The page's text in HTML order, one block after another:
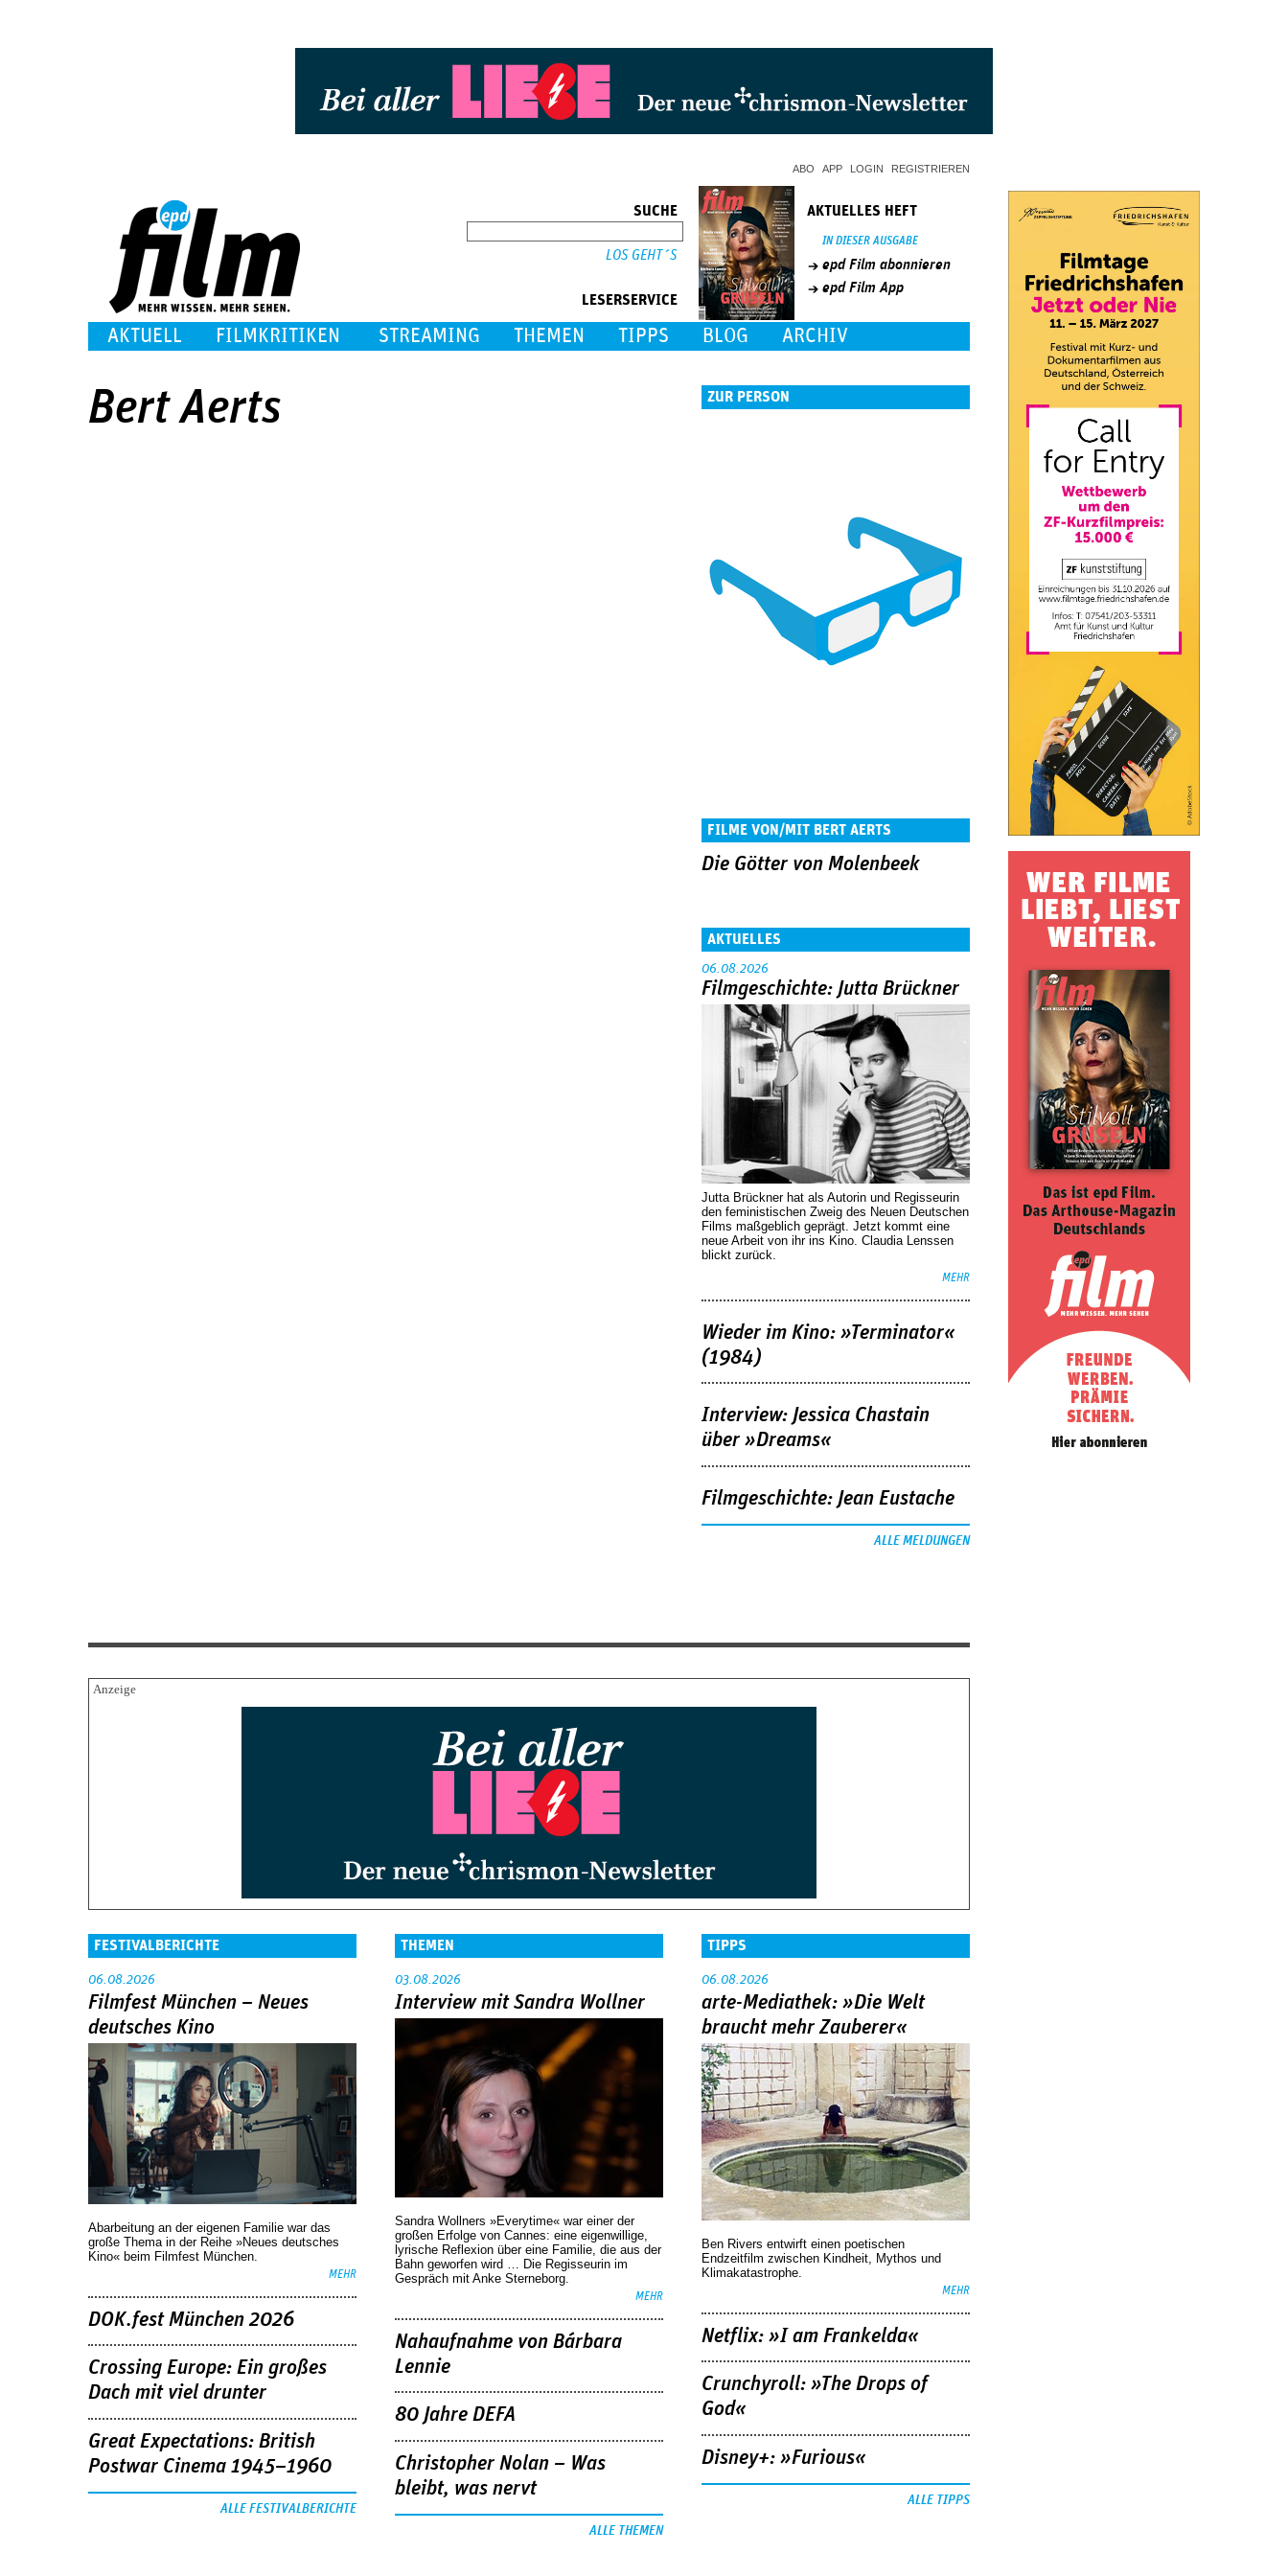
ABO APP LOGIN REGISTRIEREN
SUCHE
LESERSERVICE
AKTUELLES HEFT
IN DIESER AUSGABE
epd Film abonnieren
epd Film App
AKTUELL FILMKRITIKEN STREAMING THEMEN TIPPS BLOG ARCHIV
Bert Aerts ZUR PERSON
FILME VON/MIT BERT AERTS
Die Götter von Molenbeek
AKTUELLES
06.08.2026
Filmgeschichte: Jutta Brückner
Jutta Brückner hat als Autorin und Regisseurin
den feministischen Zweig des Neuen Deutschen
Films maßgeblich geprägt. Jetzt kommt eine
neue Arbeit von ihr ins Kino. Claudia Lenssen
blickt zurück.
MEHR
Wieder im Kino: »Terminator«
(1984)
Interview: Jessica Chastain
über »Dreams«
Filmgeschichte: Jean Eustache
ALLE MELDUNGEN
FESTIVALBERICHTE
06.08.2026
Filmfest München – Neues
deutsches Kino
Abarbeitung an der eigenen Familie war das
große Thema in der Reihe »Neues deutsches
Kino« beim Filmfest München.
MEHR
DOK.fest München 2026
Crossing Europe: Ein großes
Dach mit viel drunter
Great Expectations: British
Postwar Cinema 1945–1960
ALLE FESTIVALBERICHTE
THEMEN
03.08.2026
Interview mit Sandra Wollner
Sandra Wollners »Everytime« war einer der
großen Erfolge von Cannes: eine eigenwillige,
lyrische Reflexion über eine ­Familie, die aus der
Bahn geworfen wird … Die Regisseurin im
Gespräch mit Anke Sterneborg.
MEHR
Nahaufnahme von Bárbara
Lennie
80 Jahre DEFA
Christopher Nolan – Was
bleibt, was nervt
ALLE THEMEN
TIPPS
06.08.2026
arte-Mediathek: »Die Welt
braucht mehr Zauberer«
Ben Rivers entwirft einen poetischen
Endzeitfilm zwischen Kindheit, Mythos und
Klimakatastrophe.
MEHR
Netflix: »I am Frankelda«
Crunchyroll: »The Drops of
God«
Disney+: »Furious«
ALLE TIPPS